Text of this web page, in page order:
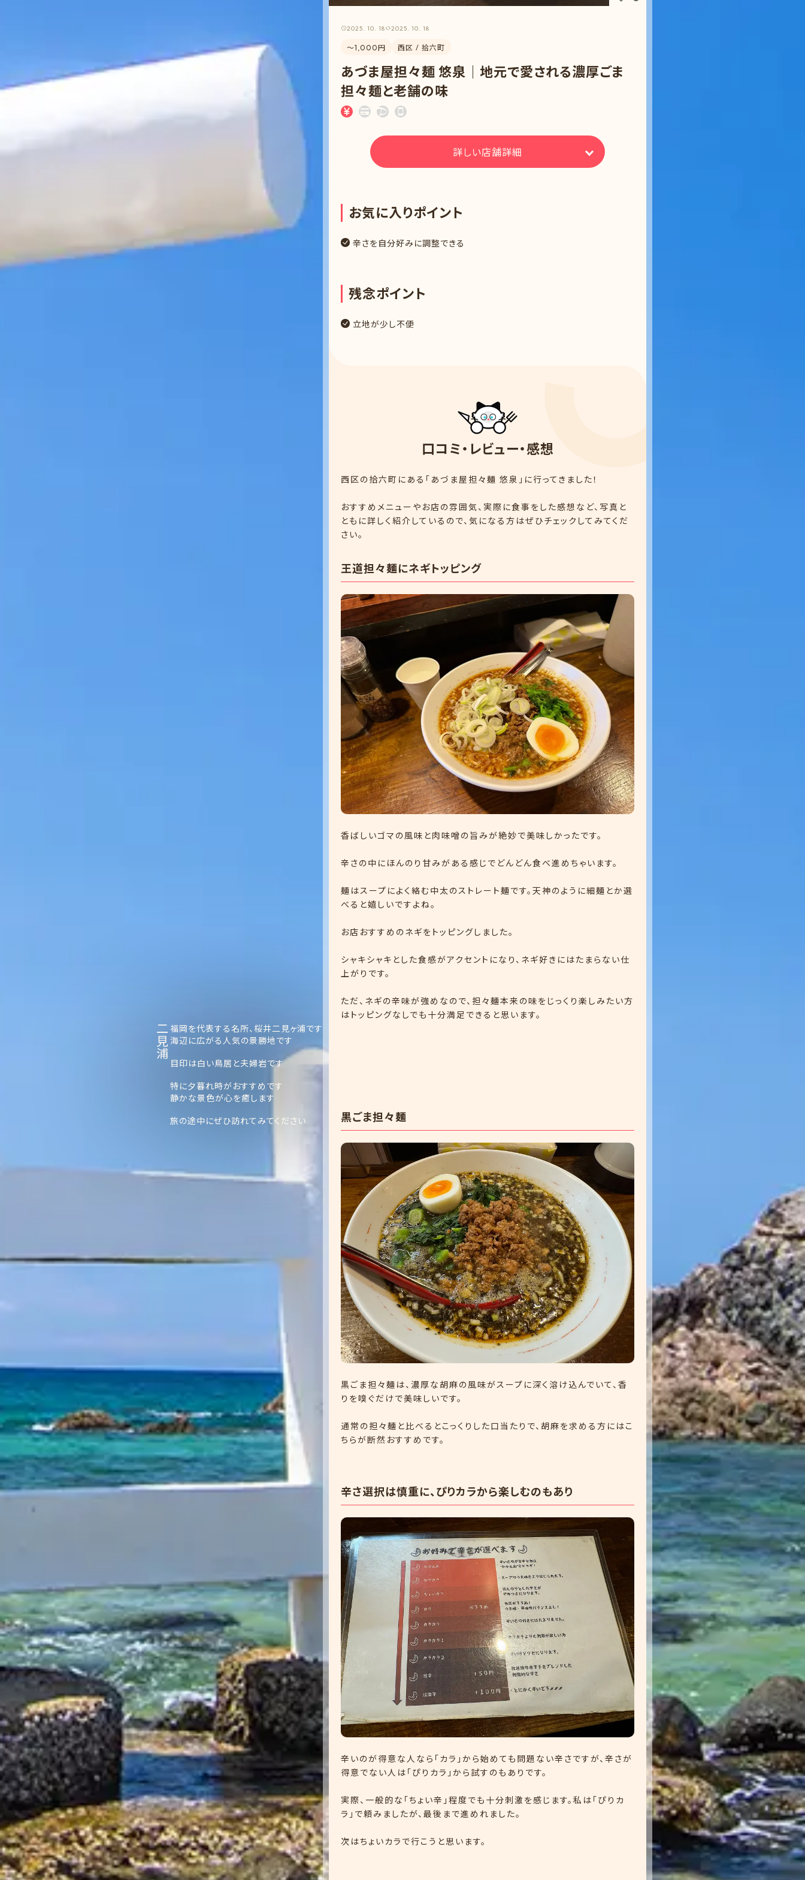
二見浦福岡を代表する名所、桜井二見ヶ浦です
海辺に広がる人気の景勝地です
目印は白い鳥居と夫婦岩です
特に夕暮れ時がおすすめです
静かな景色が心を癒します
旅の途中にぜひ訪れてみてください
2025. 10. 18 2025. 10. 18
〜1,000円 西区 / 拾六町
あづま屋担々麺 悠泉｜地元で愛される濃厚ごま
担々麺と老舗の味
詳しい店舗詳細
お気に入りポイント
辛さを自分好みに調整できる
残念ポイント
立地が少し不便
口コ ミ ・ レビュー・感想
西区の拾六町にある「あづま屋担々麺 悠泉」に行ってきました！
おすすめメニューやお店の雰囲気、実際に食事をした感想など、写真と
ともに詳しく紹介しているので、気になる方はぜひチェックしてみてくだ
さい。
王道担々麺にネギトッピング
香ばしいゴマの風味と肉味噌の旨みが絶妙で美味しかったです。
辛さの中にほんのり甘みがある感じでどんどん食べ進めちゃいます。
麺はスープによく絡む中太のストレート麺です。天神のように細麺とか選
べると嬉しいですよね。
お店おすすめのネギをトッピングしました。
シャキシャキとした食感がアクセントになり、ネギ好きにはたまらない仕
上がりです。
ただ、ネギの辛味が強めなので、担々麺本来の味をじっくり楽しみたい方
はトッピングなしでも十分満足できると思います。
黒ごま担々麺
黒ごま担々麺は、濃厚な胡麻の風味がスープに深く溶け込んでいて、香
りを嗅ぐだけで美味しいです。
通常の担々麺と比べるとこっくりした口当たりで、胡麻を求める方にはこ
ちらが断然おすすめです。
辛さ選択は慎重に、ぴりカラから楽しむのもあり
辛いのが得意な人なら「カラ」から始めても問題ない辛さですが、辛さが
得意でない人は「ぴりカラ」から試すのもありです。
実際、一般的な「ちょい辛」程度でも十分刺激を感じます。私は「ぴりカ
ラ」で頼みましたが、最後まで進めれました。
次はちょいカラで行こうと思います。